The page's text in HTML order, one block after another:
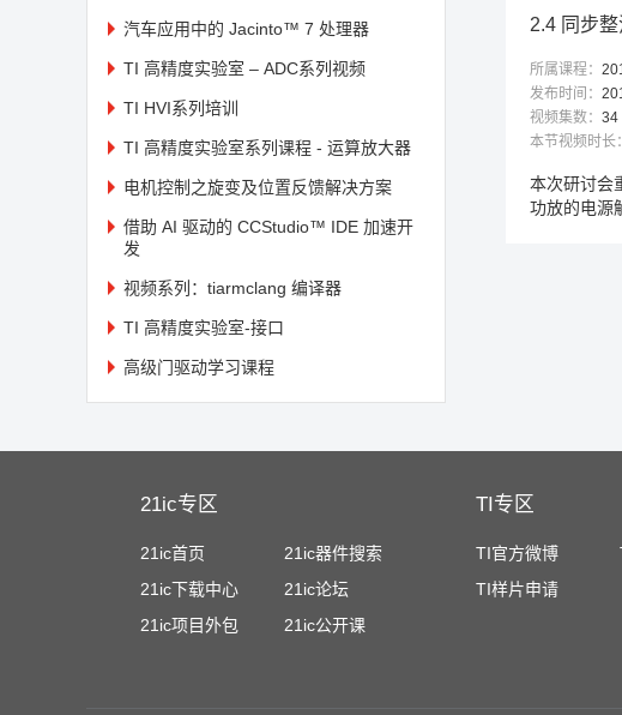
汽车应用中的 Jacinto™ 7 处理器
TI 高精度实验室 – ADC系列视频
TI HVI系列培训
TI 高精度实验室系列课程 - 运算放大器
电机控制之旋变及位置反馈解决方案
借助 AI 驱动的 CCStudio™ IDE 加速开
发
视频系列：tiarmclang 编译器
TI 高精度实验室-接口
高级门驱动学习课程
步整流开通
我们同时也
振变换器
流乘以
够高时这样
2.4 同步整
所属课程：
发布时间：
视频集数： 34
本节视频时长：
本次研讨会
功放的电源
21ic专区
21ic首页
21ic器件搜索
21ic下载中心
21ic论坛
21ic项目外包
21ic公开课
TI专区
TI官方微博
TI样片申请